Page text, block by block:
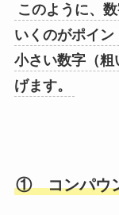
このように、
いくのがポイ
小さい数字（粗
げます。
① コンパウ